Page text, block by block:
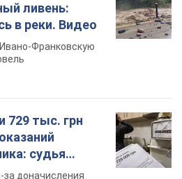
ливень:
в реки. Видео
Франковскую
729 тыс. грн
судья
решение
за доначисления